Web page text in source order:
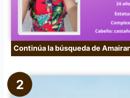
Continúa la búsqueda de